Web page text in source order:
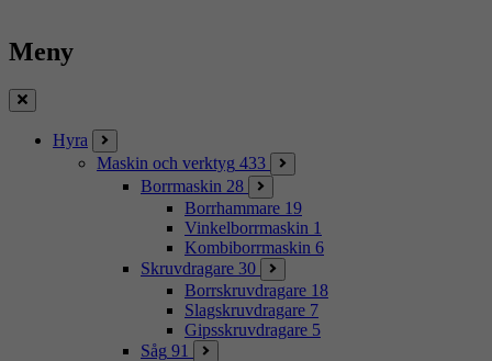
Meny
Stäng
Hyra
Maskin och verktyg 433
Borrmaskin 28
Borrhammare 19
Vinkelborrmaskin 1
Kombiborrmaskin 6
Skruvdragare 30
Borrskruvdragare 18
Slagskruvdragare 7
Gipsskruvdragare 5
Såg 91